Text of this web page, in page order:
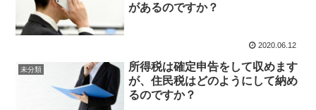
があるのですか？
2020.06.12
未分類
所得税は確定申告をして収めます
が、住民税はどのようにして納め
るのですか？